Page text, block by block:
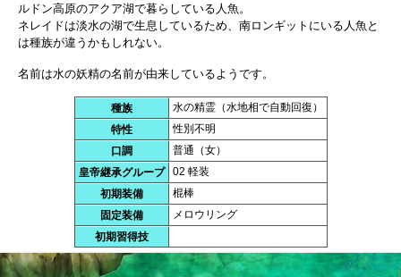
ルドン高原のアクア湖で暮らしている人魚。
ネレイドは淡水の湖で生息しているため、南ロンギットにいる人魚と
は種族が違うかもしれない。
名前は水の妖精の名前が由来しているようです。
種族
水の精霊（水地相で自動回復）
特性
性別不明
口調
普通（女）
皇帝継承グループ
02 軽装
初期装備
棍棒
固定装備
メロウリング
初期習得技